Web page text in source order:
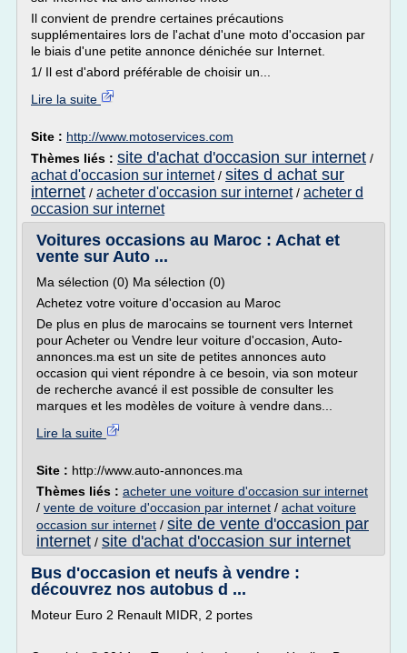
Il convient de prendre certaines précautions
supplémentaires lors de l'achat d'une moto d'occasion par
le biais d'une petite annonce dénichée sur Internet.
1/ Il est d'abord préférable de choisir un...
Lire la suite
Site : http://www.motoservices.com
Thèmes liés : site d'achat d'occasion sur internet /
achat d'occasion sur internet/ sites d achat sur
internet / acheter d'occasion sur internet/ acheter d
occasion sur internet
Voitures occasions au Maroc : Achat et
vente sur Auto ...
Ma sélection (0) Ma sélection (0)
Achetez votre voiture d'occasion au Maroc
De plus en plus de marocains se tournent vers Internet
pour Acheter ou Vendre leur voiture d'occasion, Auto-
annonces.ma est un site de petites annonces auto
occasion qui vient répondre à ce besoin, via son moteur
de recherche avancé il est possible de consulter les
marques et les modèles de voiture à vendre dans...
Lire la suite
Site : http://www.auto-annonces.ma
Thèmes liés : acheter une voiture d'occasion sur internet
/ vente de voiture d'occasion par internet / achat voiture
occasion sur internet / site de vente d'occasion par
internet / site d'achat d'occasion sur internet
Bus d'occasion et neufs à vendre :
découvrez nos autobus d ...
Moteur Euro 2 Renault MIDR, 2 portes